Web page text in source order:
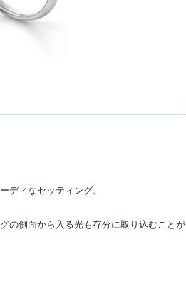
ディなセッティング。
の側面から入る光も存分に取り込むことが